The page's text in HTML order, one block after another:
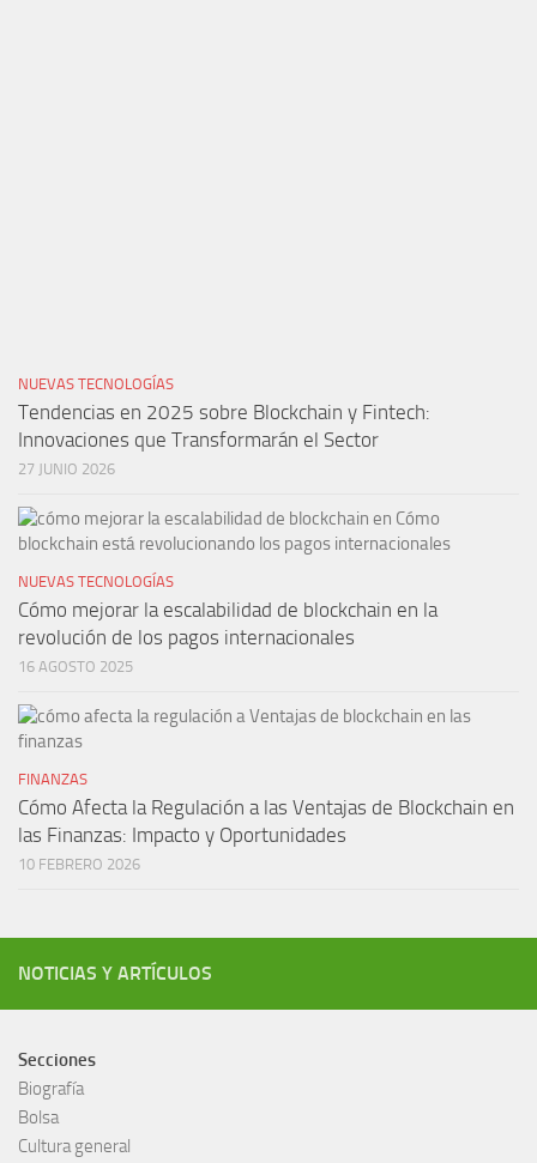
NUEVAS TECNOLOGÍAS
Tendencias en 2025 sobre Blockchain y Fintech:
Innovaciones que Transformarán el Sector
27 JUNIO 2026
NUEVAS TECNOLOGÍAS
Cómo mejorar la escalabilidad de blockchain en la
revolución de los pagos internacionales
16 AGOSTO 2025
FINANZAS
Cómo Afecta la Regulación a las Ventajas de Blockchain en
las Finanzas: Impacto y Oportunidades
10 FEBRERO 2026
NOTICIAS Y ARTÍCULOS
Secciones
Biografía
Bolsa
Cultura general